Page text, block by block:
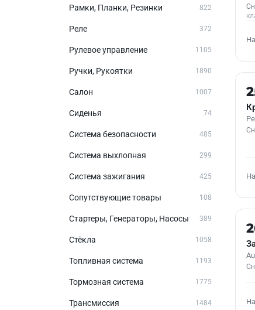
Рамки, Планки, Резинки 822
Реле 372
Рулевое управление 1105
Ручки, Рукоятки 1890
Салон 1007
Сиденья 74
Система безопасности 485
Система выхлопная 299
Система зажигания 425
Сопутствующие товары 108
Стартеры, Генераторы, Насосы 389
Стёкла 1058
Топливная система 1193
Тормозная система 1775
Трансмиссия 1484